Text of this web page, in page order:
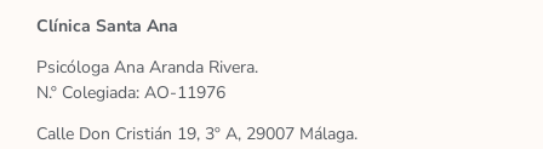
Clínica Santa Ana
Psicóloga Ana Aranda Rivera.
N.º Colegiada: AO-11976
Calle Don Cristián 19, 3º A, 29007 Málaga.